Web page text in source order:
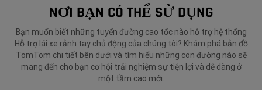
NƠI BẠN CÓ THỂ SỬ DỤNG
Bạn muốn biết những tuyến đường cao tốc nào hỗ trợ hệ thống
Hỗ trợ lái xe rảnh tay chủ động của chúng tôi? Khám phá bản đồ
TomTom chi tiết bên dưới và tìm hiểu những con đường nào sẽ
mang đến cho bạn cơ hội trải nghiệm sự tiện lợi và dễ dàng ở
một tầm cao mới.